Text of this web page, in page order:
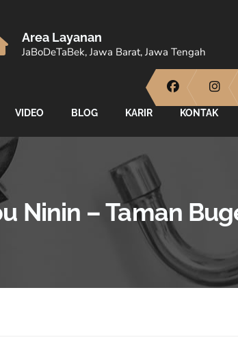
Area Layanan
JaBoDeTaBek, Jawa Barat, Jawa Tengah
VIDEO BLOG KARIR KONTAK
Ninin – Taman